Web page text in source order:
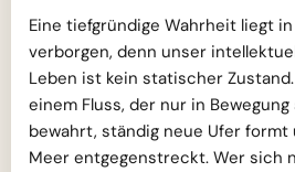
Eine tiefgründige Wahrheit liegt
verborgen, denn unser
Leben ist kein statischer
einem Fluss, der nur in
bewahrt, ständig neue Ufer
Meer entgegenstreckt. Wer sich